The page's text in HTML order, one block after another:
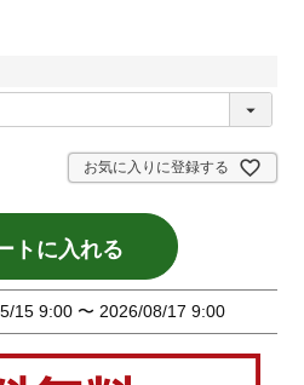
お気に入りに登録する
トに入れる
15 9:00 〜 2026/08/17 9:00